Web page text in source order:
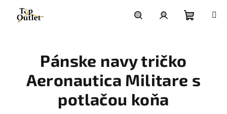
obsah
Pánske navy tričko
Aeronautica Militare s
potlačou koňa